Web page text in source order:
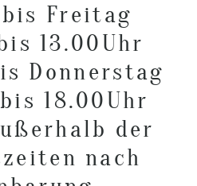
Freitag
13.00Uhr
Donnerstag
18.00Uhr
der
nach